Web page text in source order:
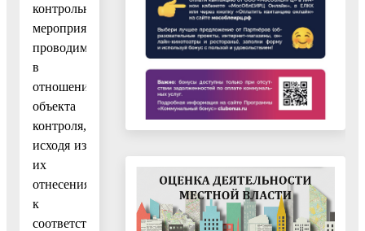
контрольных
мероприятий,
проводимых
в
отношении
объекта
контроля,
исходя из
их
отнесения
к
соответствующей